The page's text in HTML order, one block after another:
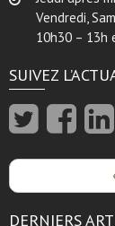
Vendredi,
10h30 – 13h
SUIVEZ
DERNIERS